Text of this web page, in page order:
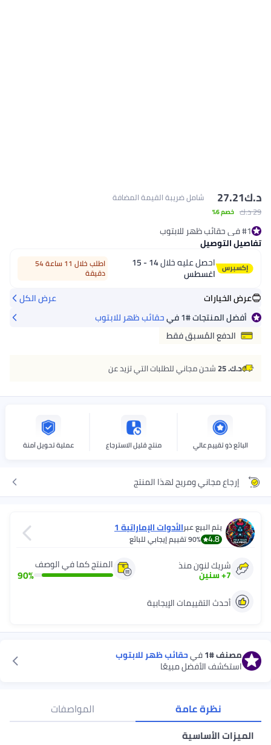
د.ك‏27.21
29 د.ك‏ خصم 6%
شامل ضريبة القيمة المضافة
#1 في حقائب ظهر للابتوب
باقي 1 وحدات في المخزون
#1 في حقائب ظهر للابتوب
تفاصيل التوصيل
احصل عليه خلال
14 - 15
اغسطس
اطلب خلال 11 ساعة 54
دقيقة
عرض الخيارات
عرض الكل
أفضل المنتجات#1 فيحقائب ظهر للابتوب
الدفع المُسبق فقط
د.ك. 25 شحن مجاني للطلبات التي تزيد عن
البائع ذو تقييم عالي منتج قليل الاسترجاع عملية تحويل آمنة
إرجاع مجاني ومريح لهذا المنتج
يتم البيع عبرالأدوات الإماراتية 1
4.8
90%تقييم إيجابي للبائع
المنتج كما في الوصف
90%
شريك لنون منذ
7
+سنين
أحدث التقييمات الإيجابية
مصنف#1 فيحقائب ظهر للابتوب
استكشف الأفضل مبيعًا
نظرة عامة المواصفات
الميزات الأساسية